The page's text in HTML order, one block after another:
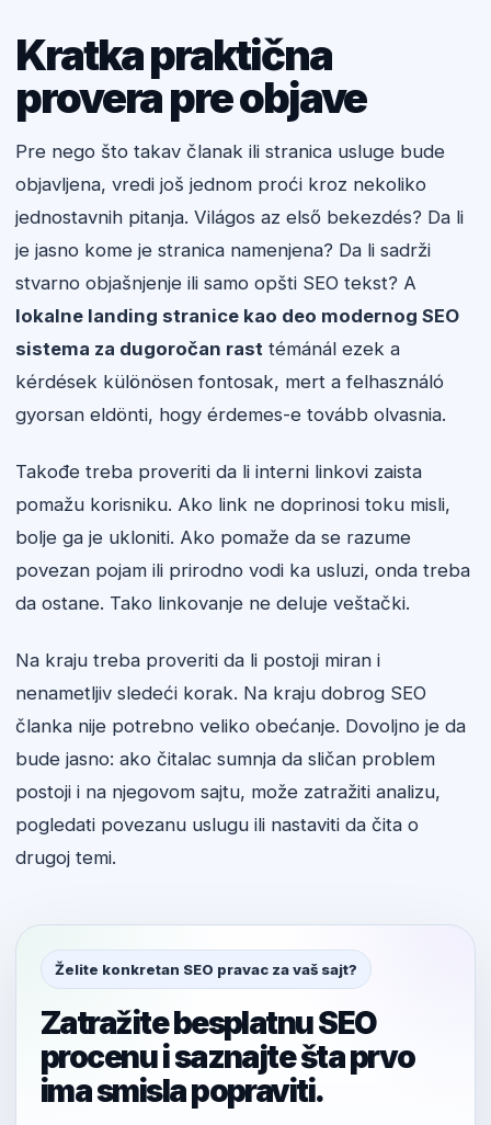
Kratka praktična
provera pre objave
Pre nego što takav članak ili stranica usluge bude
objavljena, vredi još jednom proći kroz nekoliko
jednostavnih pitanja. Világos az első bekezdés? Da li
je jasno kome je stranica namenjena? Da li sadrži
stvarno objašnjenje ili samo opšti SEO tekst? A
lokalne landing stranice kao deo modernog SEO
sistema za dugoročan rast témánál ezek a
kérdések különösen fontosak, mert a felhasználó
gyorsan eldönti, hogy érdemes-e tovább olvasnia.
Takođe treba proveriti da li interni linkovi zaista
pomažu korisniku. Ako link ne doprinosi toku misli,
bolje ga je ukloniti. Ako pomaže da se razume
povezan pojam ili prirodno vodi ka usluzi, onda treba
da ostane. Tako linkovanje ne deluje veštački.
Na kraju treba proveriti da li postoji miran i
nenametljiv sledeći korak. Na kraju dobrog SEO
članka nije potrebno veliko obećanje. Dovoljno je da
bude jasno: ako čitalac sumnja da sličan problem
postoji i na njegovom sajtu, može zatražiti analizu,
pogledati povezanu uslugu ili nastaviti da čita o
drugoj temi.
Želite konkretan SEO pravac za vaš sajt?
Zatražite besplatnu SEO
procenu i saznajte šta prvo
ima smisla popraviti.